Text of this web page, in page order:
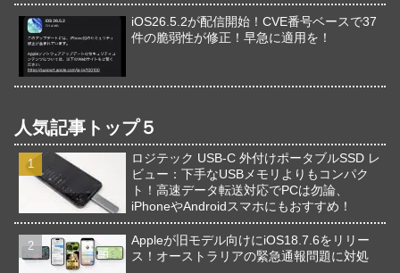
iOS26.5.2が配信開始！CVE番号ベースで37
件の脆弱性が修正！早急に適用を！
人気記事トップ５
ロジテック USB-C 外付けポータブルSSD レ
ビュー：下手なUSBメモリよりもコンパク
ト！高速データ転送対応でPCは勿論、
iPhoneやAndroidスマホにもおすすめ！
Appleが旧モデル向けにiOS18.7.6をリリー
ス！オーストラリアの緊急通報問題に対処